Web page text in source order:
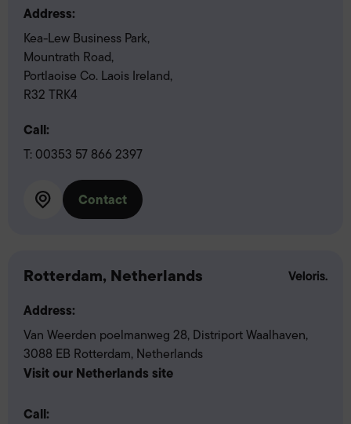
Address:
Kea-Lew Business Park,
Mountrath Road,
Portlaoise Co. Laois Ireland,
R32 TRK4
Call:
T: 00353 57 866 2397
Contact
Rotterdam, Netherlands
Address:
Van Weerden poelmanweg 28, Distriport Waalhaven,
3088 EB Rotterdam, Netherlands
Visit our Netherlands site
Call: